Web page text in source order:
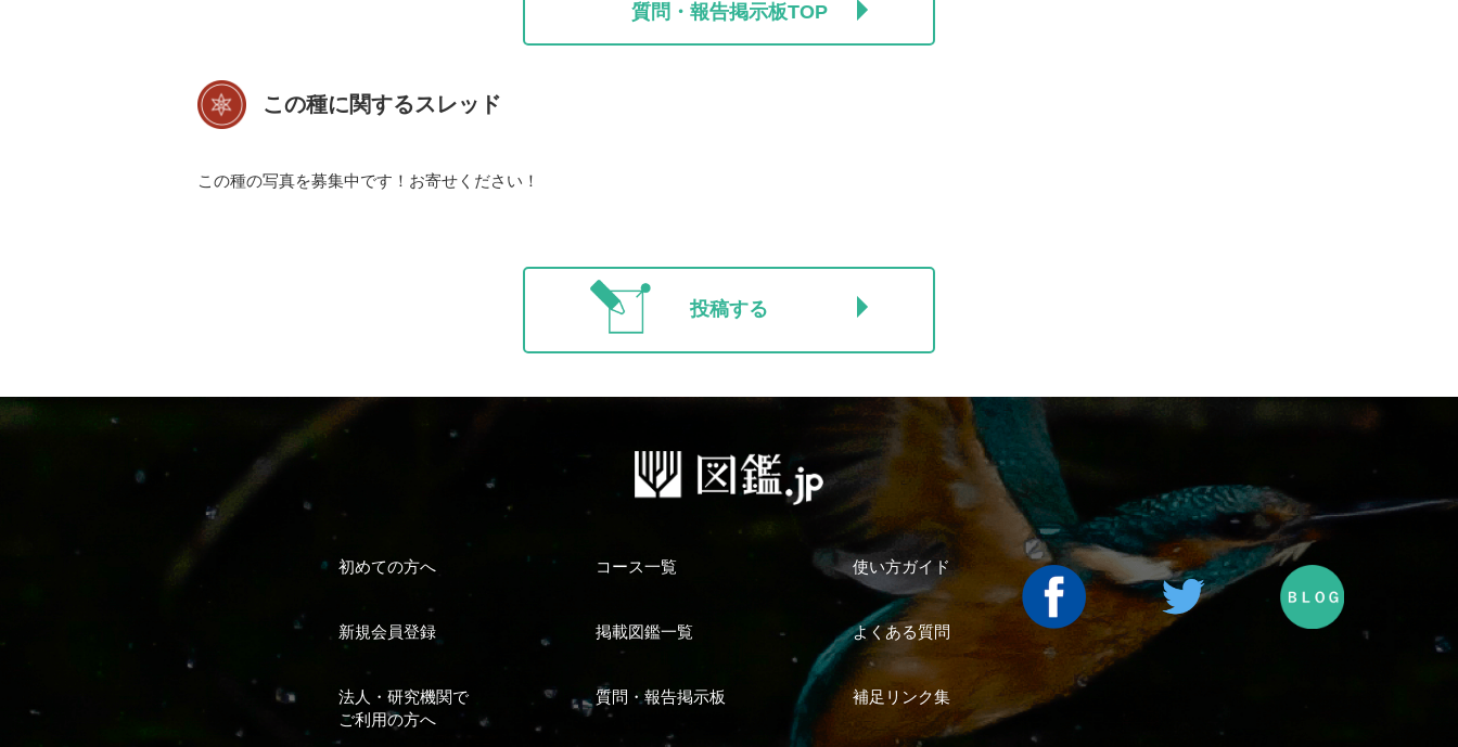
質問・報告掲示板TOP
この種に関するスレッド
この種の写真を募集中です！お寄せください！
投稿する
初めての方へ コース一覧 使い方ガイド
新規会員登録 掲載図鑑一覧 よくある質問
法人・研究機関で
ご利用の方へ
質問・報告掲示板 補足リンク集